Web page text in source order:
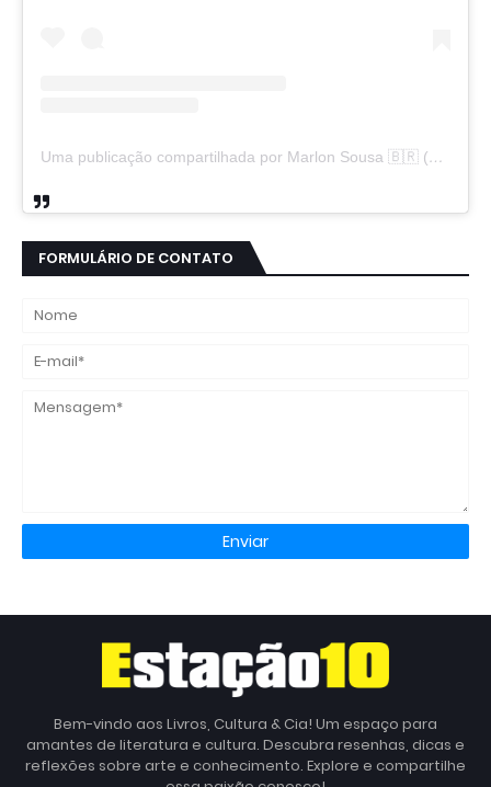
Uma publicação compartilhada por Marlon Sousa 🇧🇷 (@marlon_xlt50)
FORMULÁRIO DE CONTATO
Bem-vindo aos Livros, Cultura & Cia! Um espaço para
amantes de literatura e cultura. Descubra resenhas, dicas e
reflexões sobre arte e conhecimento. Explore e compartilhe